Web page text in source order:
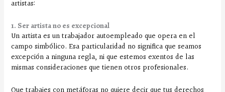
artistas:
1. Ser artista no es excepcional
Un artista es un trabajador autoempleado que opera en el
campo simbólico. Esa particularidad no significa que seamos
excepción a ninguna regla, ni que estemos exentos de las
mismas consideraciones que tienen otros profesionales.